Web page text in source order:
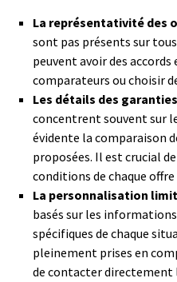
La représentativité des
sont pas présents sur
peuvent avoir des
comparateurs ou choisir
Les détails des garanties
concentrent souvent sur
évidente la comparaison
proposées. Il est crucial
conditions de chaque offre
La personnalisation
basés sur les
spécifiques de chaque
pleinement prises en
de contacter directement